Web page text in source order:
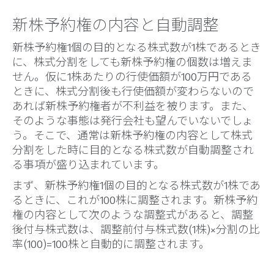
新株予約権の内容と自動調整
新株予約権1個の目的となる株式数が1株であるとき
に、株式分割をしても新株予約権の個数は増えま
せん。仮に1株あたりの行使価額が100万円である
ときに、株式分割後も行使価額が変わらないので
あれば新株予約権者が不利益を被ります。また、
そのような事態は発行会社も望んでいないでしょ
う。そこで、通常は新株予約権の内容として株式
分割をした時に目的となる株式数が自動調整され
る事項が盛り込まれています。
まず、新株予約権1個の目的となる株式数が1株であ
るときに、これが100株に調整されます。新株予約
権の内容として次のような調整式があると、調整
後付与株式数は、調整前付与株式数(1株)×分割の比
率(100)=100株と自動的に調整されます。